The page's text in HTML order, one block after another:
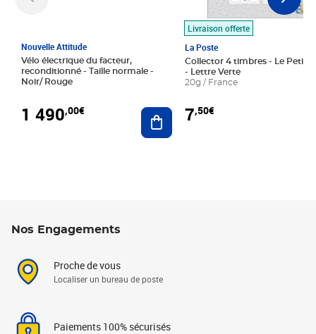
Nouvelle Attitude
Vélo électrique du facteur,
reconditionné - Taille normale -
Noir/ Rouge
1 490,00€ Ajouter au panier
Livraison offerte
La Poste
Collector 4 timbres - Le Petit
- Lettre Verte
20g / France
7,50€
Nos Engagements
Proche de vous
Localiser un bureau de poste
Paiements 100% sécurisés